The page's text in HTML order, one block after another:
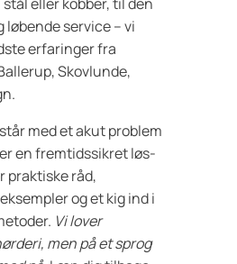
løbende service – vi
erfaringer fra
Skovlunde,
med et akut problem
en fremtidssikret løs­
praktiske råd,
og et kig ind i
Vi lover
men på et sprog